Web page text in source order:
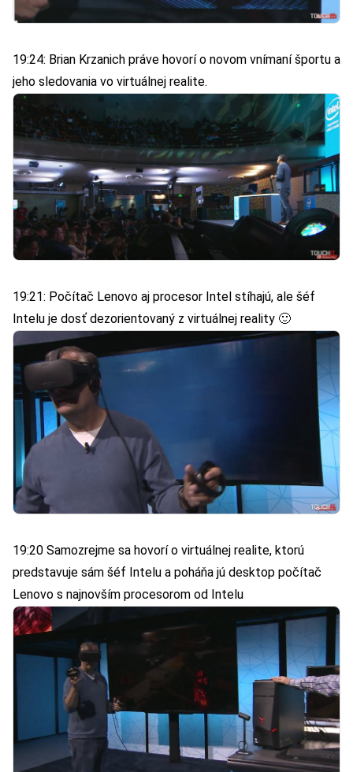
19:24: Brian Krzanich práve hovorí o novom vnímaní športu a
jeho sledovania vo virtuálnej realite.
19:21: Počítač Lenovo aj procesor Intel stíhajú, ale šéf
Intelu je dosť dezorientovaný z virtuálnej reality 🙂
19:20 Samozrejme sa hovorí o virtuálnej realite, ktorú
predstavuje sám šéf Intelu a poháňa jú desktop počítač
Lenovo s najnovším procesorom od Intelu